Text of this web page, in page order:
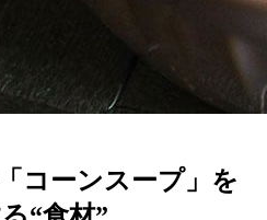
コーンスープ」を